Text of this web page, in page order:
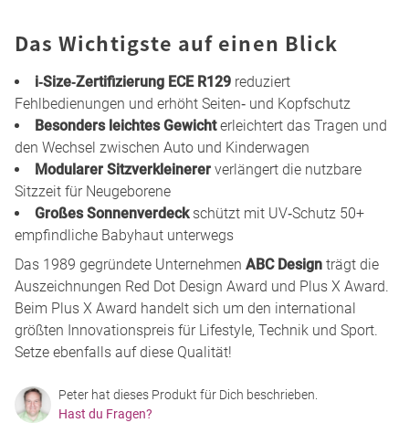
Das Wichtigste auf einen Blick
i‑Size‑Zertifizierung ECE R129 reduziert
Fehlbedienungen und erhöht Seiten‑ und Kopfschutz
Besonders leichtes Gewichterleichtert das Tragen und
den Wechsel zwischen Auto und Kinderwagen
Modularer Sitzverkleinerer verlängert die nutzbare
Sitzzeit für Neugeborene
Großes Sonnenverdeckschützt mit UV‑Schutz 50+
empfindliche Babyhaut unterwegs
Das 1989 gegründete Unternehmen ABC Design trägt die
Auszeichnungen Red Dot Design Award und Plus X Award.
Beim Plus X Award handelt sich um den international
größten Innovationspreis für Lifestyle, Technik und Sport.
Setze ebenfalls auf diese Qualität!
Peter hat dieses Produkt für Dich beschrieben.
Hast du Fragen?